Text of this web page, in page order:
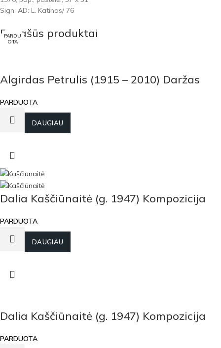
Sign. AD: L. Katinas/ 76
Panašūs produktai
PARDU
OTA
Algirdas Petrulis (1915 – 2010) Daržas
PARDUOTA
DAUGIAU
PARDU
OTA
Dalia Kaščiūnaitė (g. 1947) Kompozicija
PARDUOTA
DAUGIAU
PARDU
OTA
Dalia Kaščiūnaitė (g. 1947) Kompozicija
PARDUOTA
PARDU
OTA
PARDU
OTA
PARDU
OTA